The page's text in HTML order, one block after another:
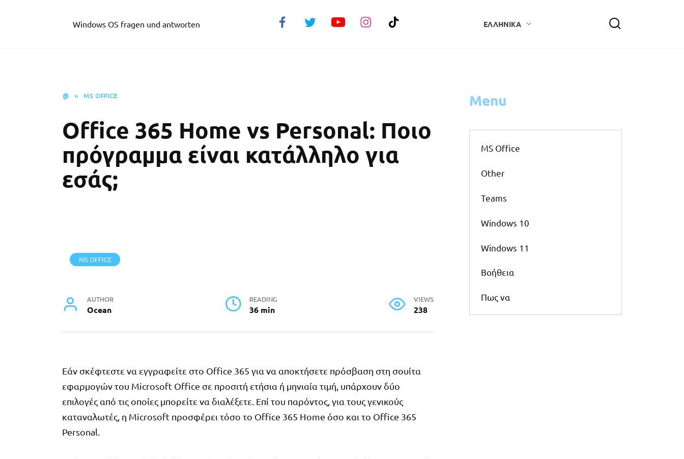
Windows OS fragen und antworten ΕΛΛΗΝΙΚΆ
🏠 » MS OFFICE
Office 365 Home vs Personal: Ποιο
πρόγραμμα είναι κατάλληλο για
εσάς;
MS OFFICE
AUTHOR
Ocean
READING
36 min
VIEWS
238
Εάν σκέφτεστε να εγγραφείτε στο Office 365 για να αποκτήσετε πρόσβαση στη σουίτα
εφαρμογών του Microsoft Office σε προσιτή ετήσια ή μηνιαία τιμή, υπάρχουν δύο
επιλογές από τις οποίες μπορείτε να διαλέξετε. Επί του παρόντος, για τους γενικούς
καταναλωτές, η Microsoft προσφέρει τόσο το Office 365 Home όσο και το Office 365
Personal.
Menu
MS Office
Other
Teams
Windows 10
Windows 11
Βοήθεια
Πως να